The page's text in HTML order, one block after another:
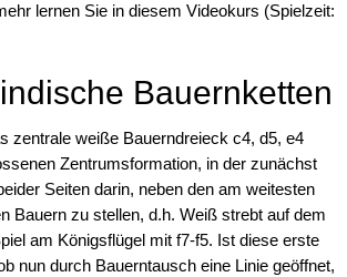
lernen Sie in diesem Videokurs (Spielzeit:
Bauernketten
zentrale weiße Bauerndreieck c4, d5, e4
Zentrumsformation, in der zunächst
Seiten darin, neben den am weitesten
Bauern zu stellen, d.h. Weiß strebt auf dem
am Königsflügel mit f7-f5. Ist diese erste
nun durch Bauerntausch eine Linie geöffnet,